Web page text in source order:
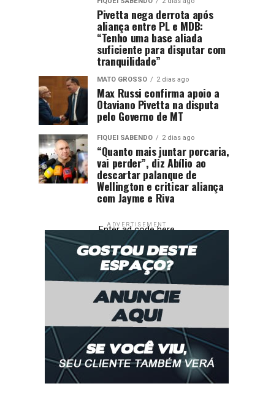
Pivetta nega derrota após
aliança entre PL e MDB:
“Tenho uma base aliada
suficiente para disputar com
tranquilidade”
MATO GROSSO 2 dias ago
Max Russi confirma apoio a
Otaviano Pivetta na disputa
pelo Governo de MT
FIQUEI SABENDO 2 dias ago
“Quanto mais juntar porcaria,
vai perder”, diz Abílio ao
descartar palanque de
Wellington e criticar aliança
com Jayme e Riva
ADVERTISEMENT
Enter ad code here